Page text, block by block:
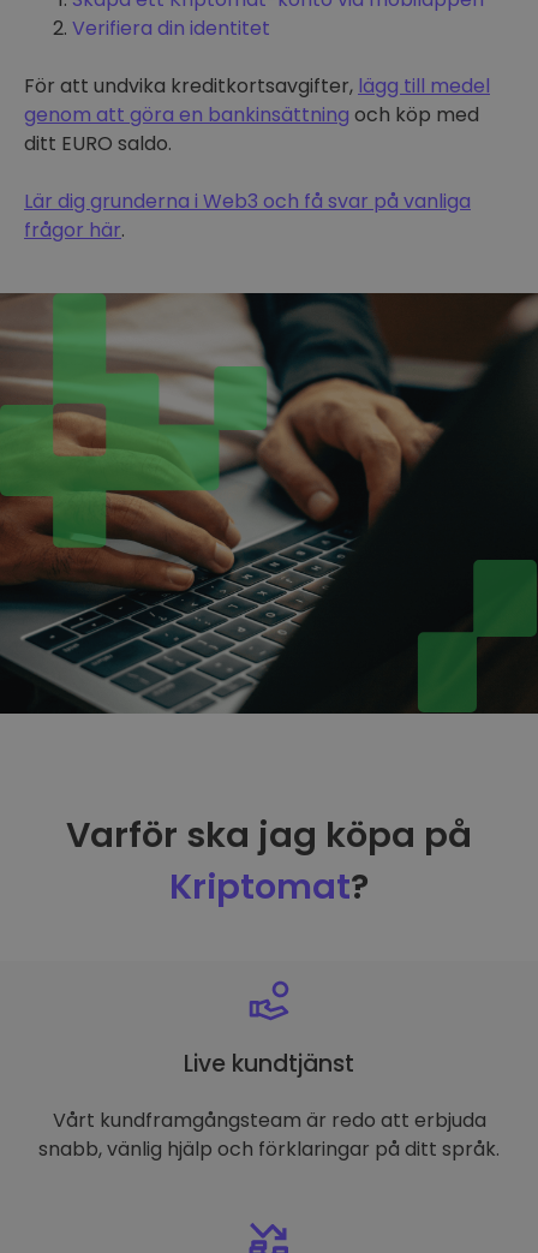
Verifiera din identitet
För att undvika kreditkortsavgifter, lägg till medel
genom att göra en bankinsättning och köp med
ditt EURO saldo.
Lär dig grunderna i Web3 och få svar på vanliga
frågor här.
Varför ska jag köpa på
Kriptomat?
Live kundtjänst
Vårt kundframgångsteam är redo att erbjuda
snabb, vänlig hjälp och förklaringar på ditt språk.